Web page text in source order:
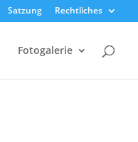
Satzung Rechtliches
Fotogalerie